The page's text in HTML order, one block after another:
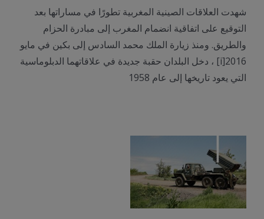
شهدت العلاقات الصينية المغربية تطورًا في مساراتها بعد
التوقيع على اتفاقية انضمام المغرب إلى مبادرة الحزام
والطريق. ومنذ زيارة الملك محمد السادس إلى بكين في مايو
2016[i] ، دخل البلدان حقبة جديدة في علاقاتهما الدبلوماسية
التي يعود تاريخها إلى عام 1958